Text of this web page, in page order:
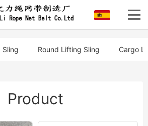
Sling Round Lifting Sling Cargo
Product